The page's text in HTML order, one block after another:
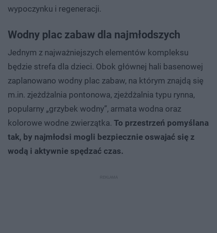
wypoczynku i regeneracji.
Wodny plac zabaw dla najmłodszych
Jednym z najważniejszych elementów kompleksu
będzie strefa dla dzieci. Obok głównej hali basenowej
zaplanowano wodny plac zabaw, na którym znajdą się
m.in. zjeżdżalnia pontonowa, zjeżdżalnia typu rynna,
popularny „grzybek wodny”, armata wodna oraz
kolorowe wodne zwierzątka. To przestrzeń pomyślana
tak, by najmłodsi mogli bezpiecznie oswajać się z
wodą i aktywnie spędzać czas.